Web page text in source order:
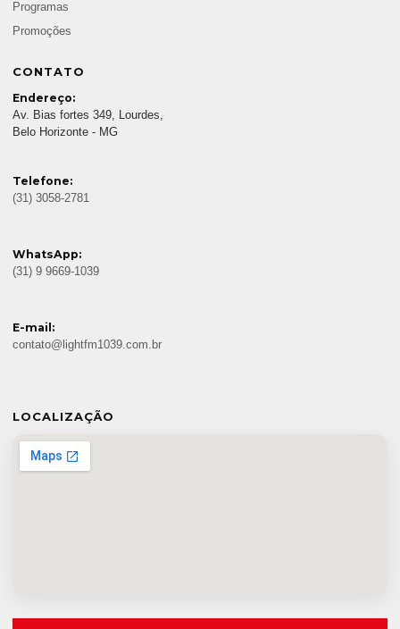
Programas
Promoções
CONTATO
Endereço:
Av. Bias fortes 349, Lourdes,
Belo Horizonte - MG
Telefone:
(31) 3058-2781
WhatsApp:
(31) 9 9669-1039
E-mail:
contato@lightfm1039.com.br
LOCALIZAÇÃO